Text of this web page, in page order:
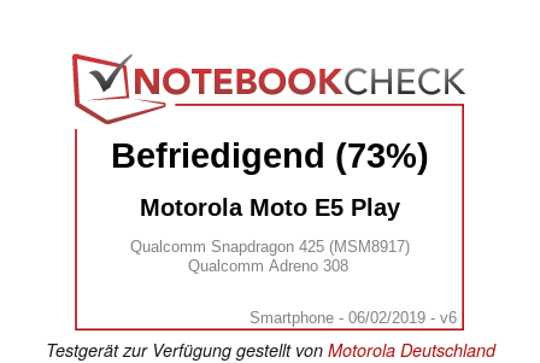
Befriedigend (73%)
Motorola Moto E5 Play
Qualcomm Snapdragon 425 (MSM8917)
Qualcomm Adreno 308
Smartphone - 06/02/2019 - v6
Testgerät zur Verfügung gestellt von Motorola Deutschland